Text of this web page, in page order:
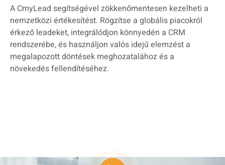
A CmyLead segítségével zökkenőmentesen kezelheti a
nemzetközi értékesítést. Rögzítse a globális piacokról
érkező leadeket, integrálódjon könnyedén a CRM
rendszerébe, és használjon valós idejű elemzést a
megalapozott döntések meghozatalához és a
növekedés fellendítéséhez.